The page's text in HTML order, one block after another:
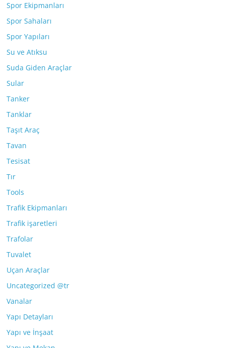
Spor Ekipmanları
Spor Sahaları
Spor Yapıları
Su ve Atıksu
Suda Giden Araçlar
Sular
Tanker
Tanklar
Taşıt Araç
Tavan
Tesisat
Tır
Tools
Trafik Ekipmanları
Trafik işaretleri
Trafolar
Tuvalet
Uçan Araçlar
Uncategorized @tr
Vanalar
Yapı Detayları
Yapı ve İnşaat